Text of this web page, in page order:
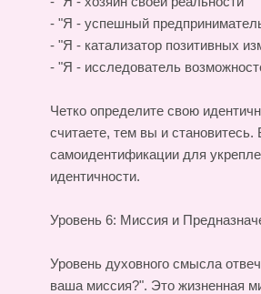
- "Я - успешный
- "Я - катализатор позитивных
- "Я - исследователь
Четко определите свою
считаете, тем вы и становитесь.
самоидентификации для
идентичности.
Уровень 6: Миссия и
Уровень духовного смысла
ваша миссия?". Это жизненная